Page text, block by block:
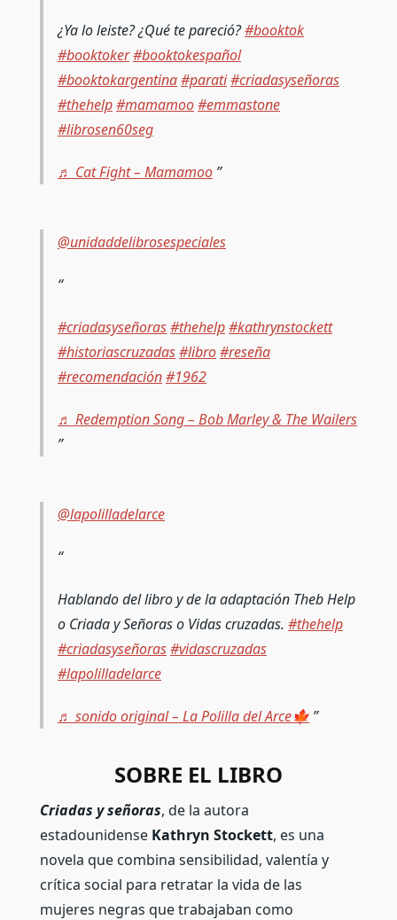
¿Ya lo leiste? ¿Qué te pareció?#booktok
#booktoker#booktokespañol
#booktokargentina#parati#criadasyseñoras
#thehelp#mamamoo#emmastone
#librosen60seg
♬ Cat Fight – Mamamoo
@unidaddelibrosespeciales
#criadasyseñoras#thehelp#kathrynstockett
#historiascruzadas#libro#reseña
#recomendación#1962
♬ Redemption Song – Bob Marley & The Wailers
@lapolilladelarce
Hablando del libro y de la adaptación Theb Help
o Criada y Señoras o Vidas cruzadas. #thehelp
#criadasyseñoras#vidascruzadas
#lapolilladelarce
♬ sonido original – La Polilla del Arce🍁
SOBRE EL LIBRO
Criadas y señoras, de la autora
estadounidense Kathryn Stockett, es una
novela que combina sensibilidad, valentía y
crítica social para retratar la vida de las
mujeres negras que trabajaban como